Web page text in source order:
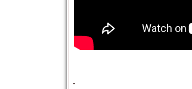
.